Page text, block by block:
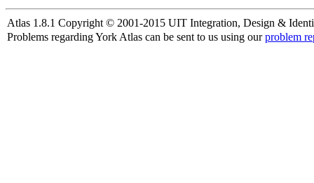
Atlas 1.8.1 Copyright © 2001-2015 UIT Integration, Design &
Problems regarding York Atlas can be sent to us using ourproblem